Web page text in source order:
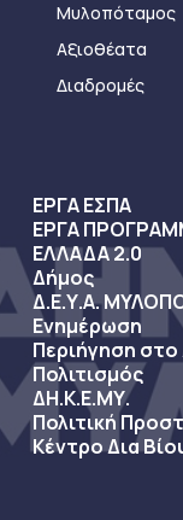
Μυλοπόταμος
Αξιοθέατα
Διαδρομές
ΕΡΓΑ ΕΣΠΑ
ΕΡΓΑ
ΕΛΛΑΔΑ 2.0
Δήμος
Δ.Ε.Υ.Α.
Ενημέρωση
Περιήγηση
Πολιτισμός
ΔΗ.Κ.Ε.ΜΥ.
Πολιτική
Κέντρο Δια